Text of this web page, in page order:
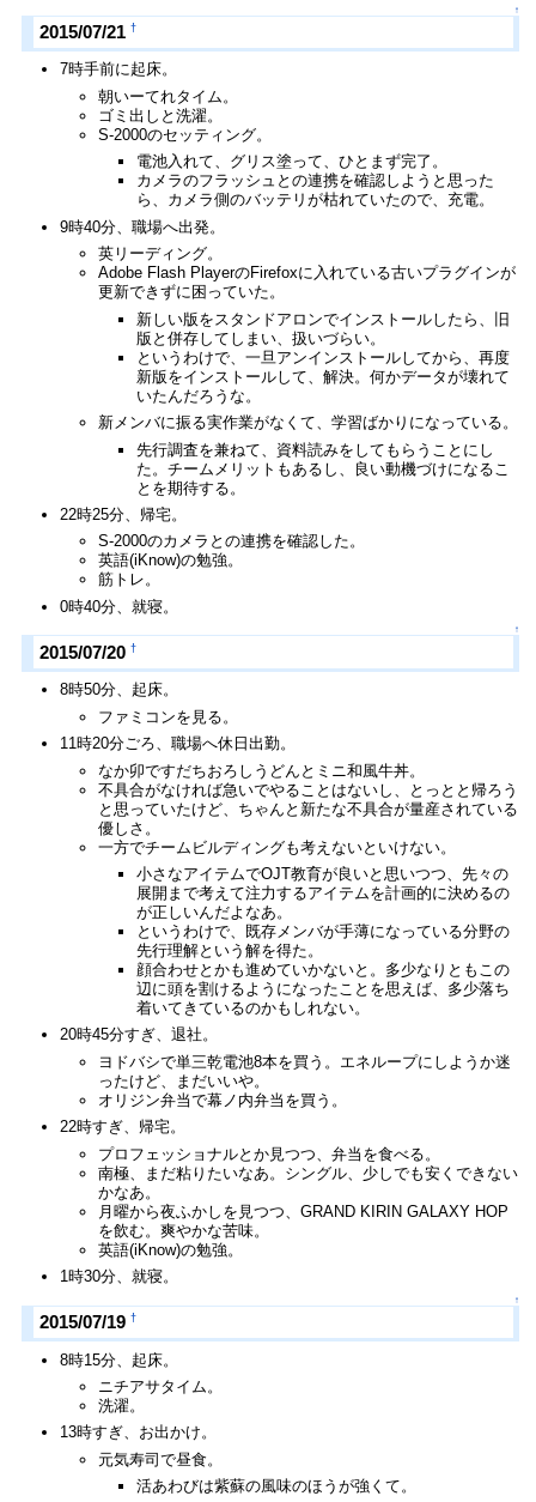
↑
2015/07/21 †
7時手前に起床。
朝いーてれタイム。
ゴミ出しと洗濯。
S-2000のセッティング。
電池入れて、グリス塗って、ひとまず完了。
カメラのフラッシュとの連携を確認しようと思った
ら、カメラ側のバッテリが枯れていたので、充電。
9時40分、職場へ出発。
英リーディング。
Adobe Flash PlayerのFirefoxに入れている古いプラグインが
更新できずに困っていた。
新しい版をスタンドアロンでインストールしたら、旧
版と併存してしまい、扱いづらい。
というわけで、一旦アンインストールしてから、再度
新版をインストールして、解決。何かデータが壊れて
いたんだろうな。
新メンバに振る実作業がなくて、学習ばかりになっている。
先行調査を兼ねて、資料読みをしてもらうことにし
た。チームメリットもあるし、良い動機づけになるこ
とを期待する。
22時25分、帰宅。
S-2000のカメラとの連携を確認した。
英語(iKnow)の勉強。
筋トレ。
0時40分、就寝。
↑
2015/07/20 †
8時50分、起床。
ファミコンを見る。
11時20分ごろ、職場へ休日出勤。
なか卯ですだちおろしうどんとミニ和風牛丼。
不具合がなければ急いでやることはないし、とっとと帰ろう
と思っていたけど、ちゃんと新たな不具合が量産されている
優しさ。
一方でチームビルディングも考えないといけない。
小さなアイテムでOJT教育が良いと思いつつ、先々の
展開まで考えて注力するアイテムを計画的に決めるの
が正しいんだよなあ。
というわけで、既存メンバが手薄になっている分野の
先行理解という解を得た。
顔合わせとかも進めていかないと。多少なりともこの
辺に頭を割けるようになったことを思えば、多少落ち
着いてきているのかもしれない。
20時45分すぎ、退社。
ヨドバシで単三乾電池8本を買う。エネループにしようか迷
ったけど、まだいいや。
オリジン弁当で幕ノ内弁当を買う。
22時すぎ、帰宅。
プロフェッショナルとか見つつ、弁当を食べる。
南極、まだ粘りたいなあ。シングル、少しでも安くできない
かなあ。
月曜から夜ふかしを見つつ、GRAND KIRIN GALAXY HOP
を飲む。爽やかな苦味。
英語(iKnow)の勉強。
1時30分、就寝。
↑
2015/07/19 †
8時15分、起床。
ニチアサタイム。
洗濯。
13時すぎ、お出かけ。
元気寿司で昼食。
活あわびは紫蘇の風味のほうが強くて。